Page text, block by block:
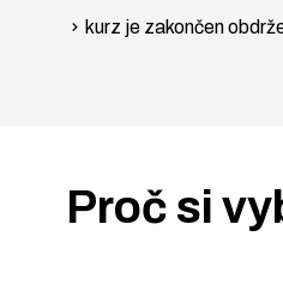
kurz je zakončen
Proč si